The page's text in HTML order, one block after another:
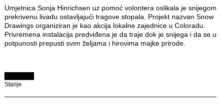
Umjetnica Sonja Hinrichsen uz pomoć volontera oslikala je snijegom
prekrivenu livadu ostavljajući tragove stopala. Projekt nazvan Snow
Drawings organiziran je kao akcija lokalne zajednice u Coloradu.
Privremena instalacija predviđena je da traje dok je snijega i da se u
potpunosti prepusti svim željama i hirovima majke prirode.
Starije